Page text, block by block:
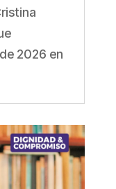
2026 en